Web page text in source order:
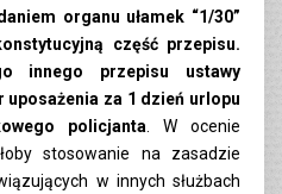
organu ułamek “1/30”
część przepisu.
innego przepisu ustawy
za 1 dzień urlopu
policjanta . W ocenie
stosowanie na zasadzie
w innych służbach